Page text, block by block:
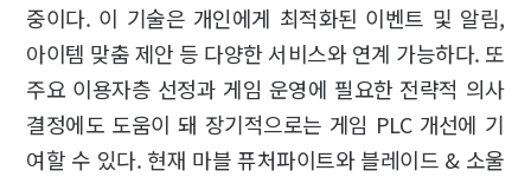
중이다. 이 기술은 개인에게 최적화된 이벤트 및 알림,
아이템 맞춤 제안 등 다양한 서비스와 연계 가능하다. 또
주요 이용자층 선정과 게임 운영에 필요한 전략적 의사
결정에도 도움이 돼 장기적으로는 게임 PLC 개선에 기
여할 수 있다. 현재 마블 퓨처파이트와 블레이드 & 소울